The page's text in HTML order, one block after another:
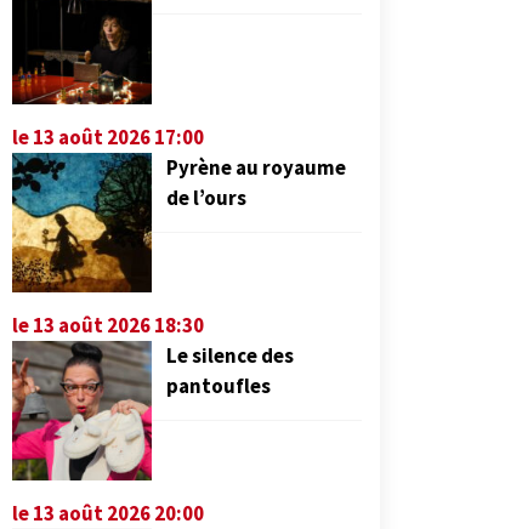
le 13 août 2026 17:00
Pyrène au royaume
de l’ours
le 13 août 2026 18:30
Le silence des
pantoufles
le 13 août 2026 20:00